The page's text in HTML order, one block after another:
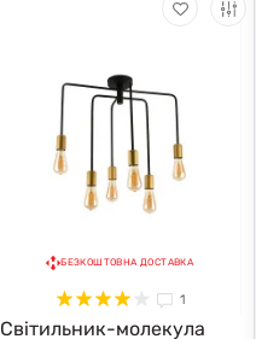
БЕЗКОШТОВНА ДОСТАВКА
1
Світильник-молекула